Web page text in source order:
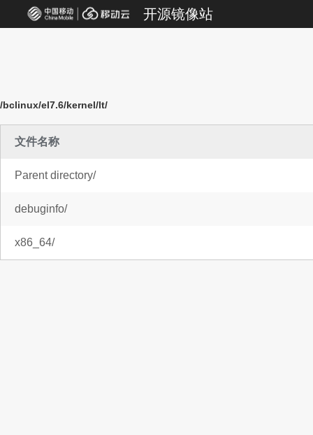
开源镜像站
/bclinux/el7.6/kernel/lt/
文件名称
Parent directory/
debuginfo/
x86_64/